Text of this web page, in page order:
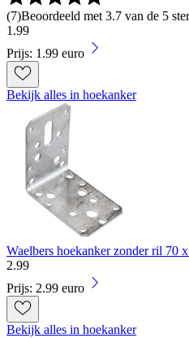
(7)Beoordeeld met 3.7 van de 5
1 .99
Prijs: 1.99 euro
Bekijk alles in hoekanker
Waelbers hoekanker zonder ril 70
2.99
Prijs: 2.99 euro
Bekijk alles in hoekanker